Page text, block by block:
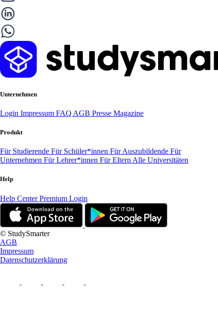
Unternehmen
Login Impressum FAQ AGB Presse Magazine
Produkt
Für Studierende Für Schüler*innen Für Auszubildende Für
Unternehmen Für Lehrer*innen Für Eltern Alle Universitäten
Help
Help CenterPremium Login
© StudySmarter
AGB
Impressum
Datenschutzerklärung